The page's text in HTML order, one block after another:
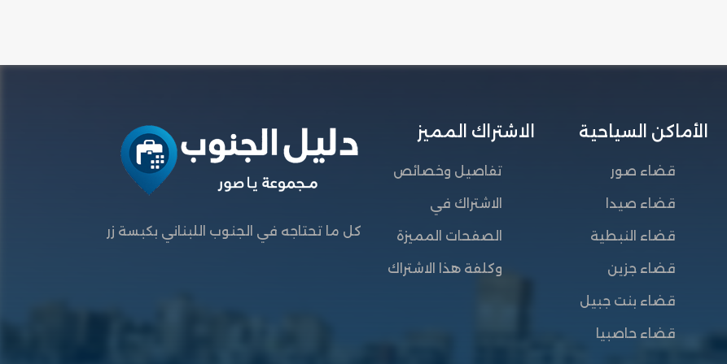
الأماكن السياحية
قضاء صور
قضاء صيدا
قضاء النبطية
قضاء جزين
قضاء بنت جبيل
قضاء حاصبيا
الاشتراك المميز
تفاصيل وخصائص
الاشتراك في
الصفحات المميزة
وكلفة هذا الاشتراك
كل ما تحتاجه في الجنوب اللبناني بكبسة زر